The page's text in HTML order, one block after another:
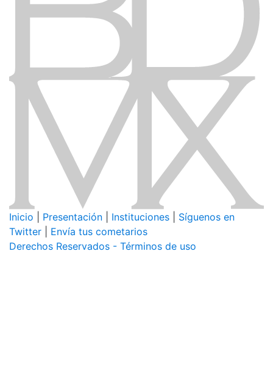
Inicio Presentación Instituciones
Síguenos en
Twitter
Envía tus cometarios
Derechos Reservados - Términos de uso